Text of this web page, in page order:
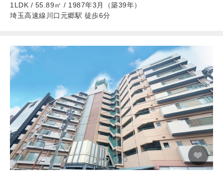
1LDK / 55.89㎡ / 1987年3月（築39年）
埼玉高速線川口元郷駅 徒歩6分